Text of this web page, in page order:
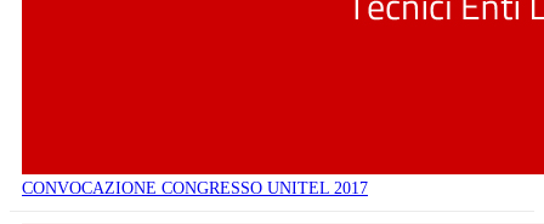
CONVOCAZIONE CONGRESSO UNITEL 2017